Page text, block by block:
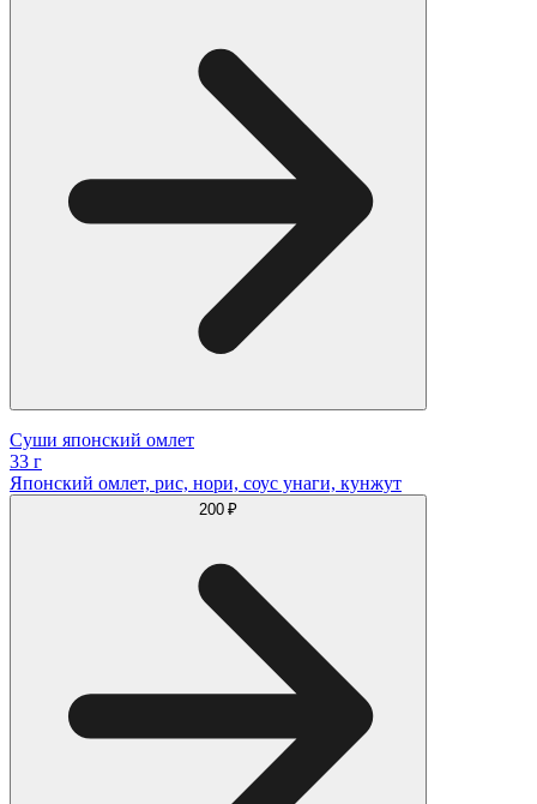
Суши японский омлет
33 г
Японский омлет, рис, нори, соус унаги, кунжут
200 ₽